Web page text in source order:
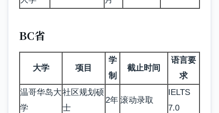
BC省
大学 项目
学
制
截止时间
语言要
求
温哥华岛大
学
社区规划硕
士
2年 滚动录取
IELTS
7.0